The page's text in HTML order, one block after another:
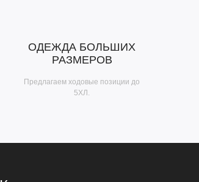
ОДЕЖДА БОЛЬШИХ
РАЗМЕРОВ
Предлагаем ходовые позиции до
5ХЛ.